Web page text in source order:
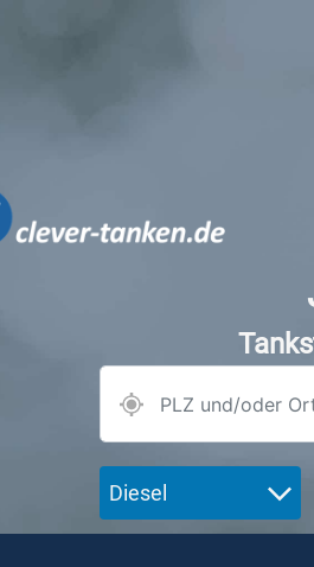
Diesel